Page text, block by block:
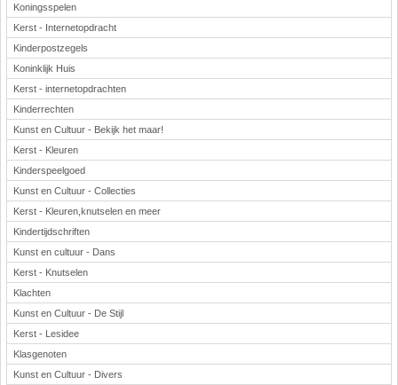
Koningsspelen
Kerst - Internetopdracht
Kinderpostzegels
Koninklijk Huis
Kerst - internetopdrachten
Kinderrechten
Kunst en Cultuur - Bekijk het maar!
Kerst - Kleuren
Kinderspeelgoed
Kunst en Cultuur - Collecties
Kerst - Kleuren,knutselen en meer
Kindertijdschriften
Kunst en cultuur - Dans
Kerst - Knutselen
Klachten
Kunst en Cultuur - De Stijl
Kerst - Lesidee
Klasgenoten
Kunst en Cultuur - Divers